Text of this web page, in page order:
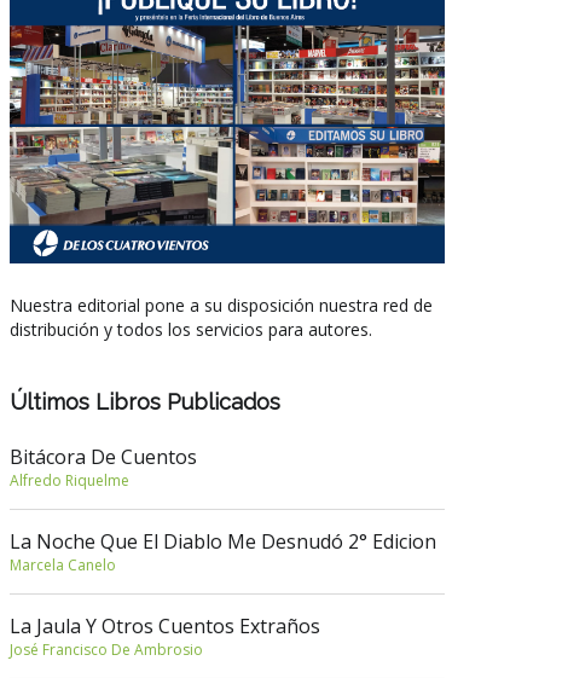
Nuestra editorial pone a su disposición nuestra red de
distribución y todos los servicios para autores.
Últimos Libros Publicados
Bitácora De Cuentos
Alfredo Riquelme
La Noche Que El Diablo Me Desnudó 2° Edicion
Marcela Canelo
La Jaula Y Otros Cuentos Extraños
José Francisco De Ambrosio